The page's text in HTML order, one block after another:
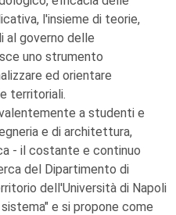
l'insieme di teorie,
al governo delle
uno strumento
ed orientare
territoriali.
a studenti e
e di architettura,
- il costante e continuo
del Dipartimento di
dell'Università di Napoli
e si propone come